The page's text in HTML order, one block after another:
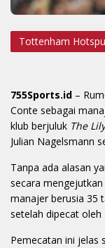
Tottenham
755Sports.id –
Conte sebagai
klub berjuluk The
Julian Nagelsmann
Tanpa ada alasan
secara
manajer berusia 35
setelah dipecat oleh
Pemecatan ini jelas